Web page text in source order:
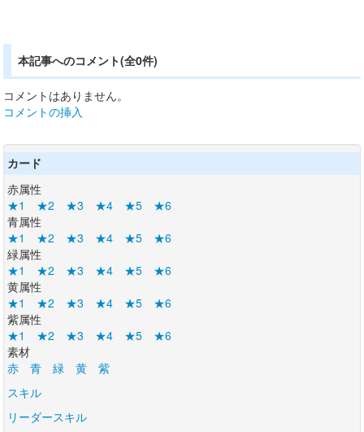
本記事へのコメント(全0件)
コメントはありません。
コメントの挿入
カード
赤属性
★1
★2 ★3 ★4 ★5
★6
青属性
★1
★2 ★3 ★4 ★5
★6
緑属性
★1
★2 ★3 ★4 ★5
★6
黄属性
★1
★2 ★3 ★4 ★5
★6
紫属性
★1
★2 ★3 ★4 ★5
★6
素材
赤
青 緑 黄
紫
スキル
リーダースキル